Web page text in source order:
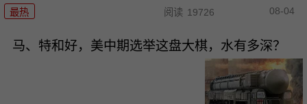
最热 阅读 19726 08-04
马、特和好，美中期选举这盘大棋，水有多深？